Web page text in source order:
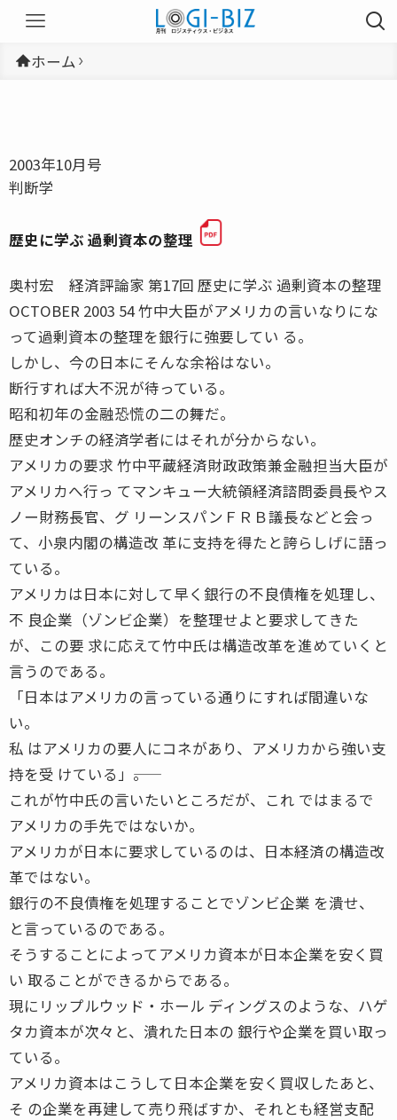
ホーム
2003年10月号
判断学
歴史に学ぶ 過剰資本の整理
奥村宏 経済評論家 第17回 歴史に学ぶ 過剰資本の整理
OCTOBER 2003 54 竹中大臣がアメリカの言いなりにな
って過剰資本の整理を銀行に強要してい る。
しかし、今の日本にそんな余裕はない。
断行すれば大不況が待っている。
昭和初年の金融恐慌の二の舞だ。
歴史オンチの経済学者にはそれが分からない。
アメリカの要求 竹中平蔵経済財政政策兼金融担当大臣が
アメリカへ行っ てマンキュー大統領経済諮問委員長やス
ノー財務長官、グ リーンスパンＦＲＢ議長などと会っ
て、小泉内閣の構造改 革に支持を得たと誇らしげに語っ
ている。
アメリカは日本に対して早く銀行の不良債権を処理し、
不 良企業（ゾンビ企業）を整理せよと要求してきた
が、この要 求に応えて竹中氏は構造改革を進めていくと
言うのである。
「日本はアメリカの言っている通りにすれば間違いな
い。
私 はアメリカの要人にコネがあり、アメリカから強い支
持を受 けている」――。
これが竹中氏の言いたいところだが、これ ではまるで
アメリカの手先ではないか。
アメリカが日本に要求しているのは、日本経済の構造改
革ではない。
銀行の不良債権を処理することでゾンビ企業 を潰せ、
と言っているのである。
そうすることによってアメリカ資本が日本企業を安く買
い 取ることができるからである。
現にリップルウッド・ホール ディングスのような、ハゲ
タカ資本が次々と、潰れた日本の 銀行や企業を買い取っ
ている。
アメリカ資本はこうして日本企業を安く買収したあと、
そ の企業を再建して売り飛ばすか、それとも経営支配